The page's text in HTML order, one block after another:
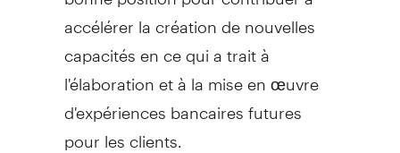
accélérer la création de nouvelles
capacités en ce qui a trait à
l'élaboration et à la mise en œuvre
d'expériences bancaires futures
pour les clients.